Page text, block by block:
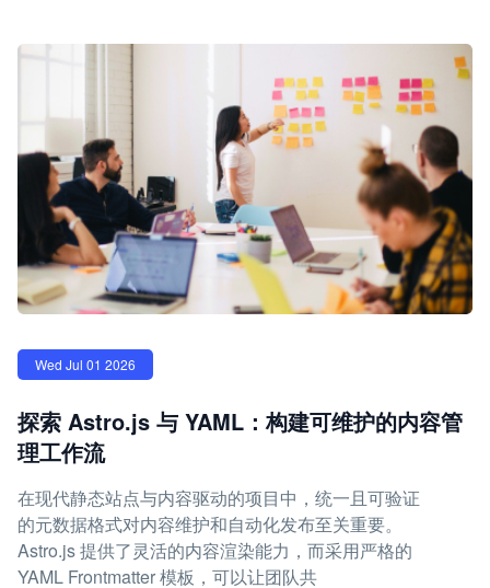
Wed Jul 01 2026
探索 Astro.js 与 YAML：构建可维护的内容管
理工作流
在现代静态站点与内容驱动的项目中，统一且可验证
的元数据格式对内容维护和自动化发布至关重要。
Astro.js 提供了灵活的内容渲染能力，而采用严格的
YAML Frontmatter 模板，可以让团队共